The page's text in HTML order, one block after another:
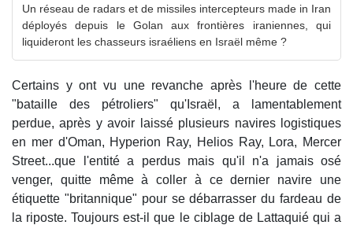
Un réseau de radars et de missiles intercepteurs made in Iran
déployés depuis le Golan aux frontières iraniennes, qui
liquideront les chasseurs israéliens en Israël même ?
Certains y ont vu une revanche après l'heure de cette
"bataille des pétroliers" qu'Israël, a lamentablement
perdue, après y avoir laissé plusieurs navires logistiques
en mer d'Oman, Hyperion Ray, Helios Ray, Lora, Mercer
Street...que l'entité a perdus mais qu'il n'a jamais osé
venger, quitte même à coller à ce dernier navire une
étiquette "britannique" pour se débarrasser du fardeau de
la riposte. Toujours est-il que le ciblage de Lattaquié qui a